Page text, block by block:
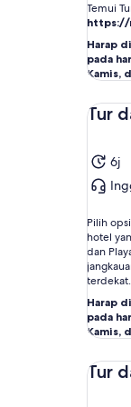
Temui
https://
Harap
pada
Kamis,
Tur
6j
Pilih
hotel
dan
terdekat.
Harap
pada
Kamis,
Tur